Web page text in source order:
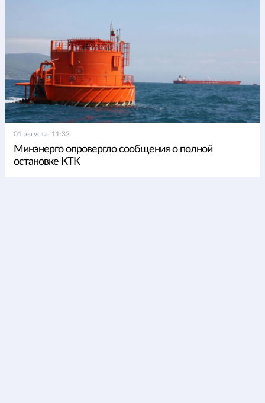
01 августа, 11:32
Минэнерго опровергло сообщения о полной
остановке КТК